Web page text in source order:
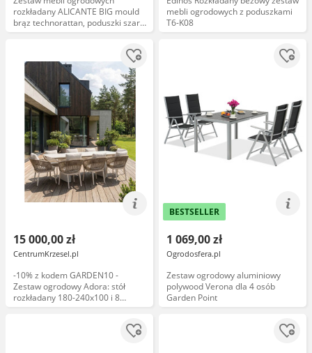
rozkładany ALICANTE BIG mould
brąz technorattan, poduszki szare
03
mebli ogrodowych z poduszkami
T6-K08
15 000,00 zł
CentrumKrzesel.pl
-10% z kodem GARDEN10 -
Zestaw ogrodowy Adora: stół
rozkładany 180-240x100 i 8
krzeseł
BESTSELLER
1 069,00 zł
Ogrodosfera.pl
Zestaw ogrodowy aluminiowy
polywood Verona dla 4 osób
Garden Point